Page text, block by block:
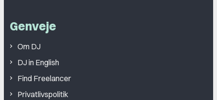
Genveje
Om DJ
DJ in English
Find Freelancer
Privatlivspolitik